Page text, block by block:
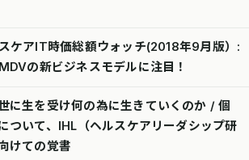
ケアIT時価総額ウォッチ(2018年9月版）:
の新ビジネスモデルに注目！
に生を受け何の為に生きていくのか / 個
ついて、IHL（ヘルスケアリーダシップ研
けての覚書